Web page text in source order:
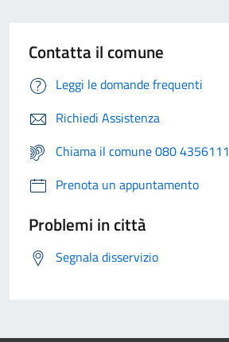
Contatta il comune
Leggi le domande frequenti
Richiedi Assistenza
Chiama il comune 080 4356111
Prenota un appuntamento
Problemi in città
Segnala disservizio